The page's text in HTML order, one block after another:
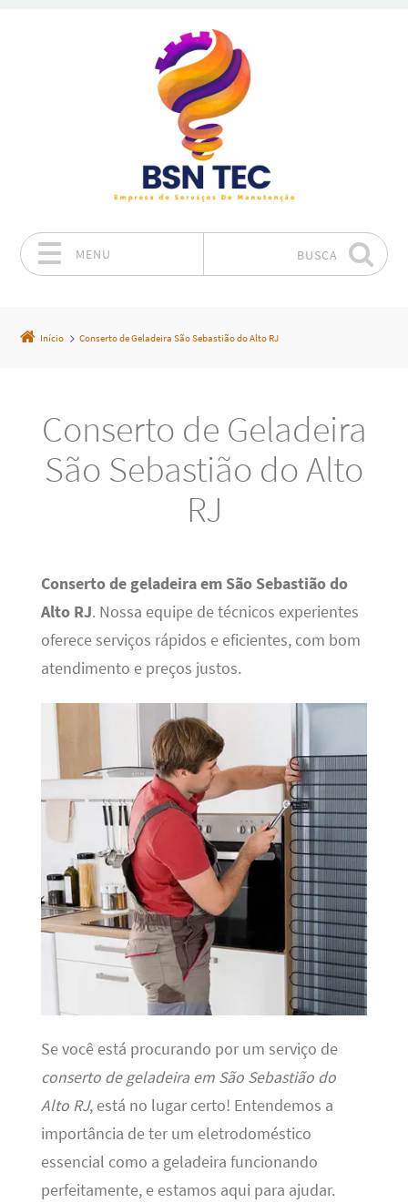
MENU BUSCA
Início Conserto de Geladeira São Sebastião do Alto RJ
Conserto de Geladeira
São Sebastião do Alto
RJ
Conserto de geladeira em São Sebastião do
Alto RJ. Nossa equipe de técnicos experientes
oferece serviços rápidos e eficientes, com bom
atendimento e preços justos.
Se você está procurando por um serviço de
conserto de geladeira em São Sebastião do
Alto RJ, está no lugar certo! Entendemos a
importância de ter um eletrodoméstico
essencial como a geladeira funcionando
perfeitamente, e estamos aqui para ajudar.